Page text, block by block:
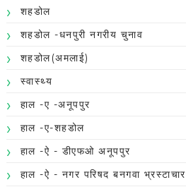
शहडोल
शहडोल -धनपुरी नगरीय चुनाव
शहडोल(अमलाई)
स्वास्थ्य
हाल -ए -अनूपपुर
हाल -ए-शहडोल
हाल -ऐ - डीएफओ अनूपपुर
हाल -ऐ - नगर परिषद बनगवा भ्रस्टाचार